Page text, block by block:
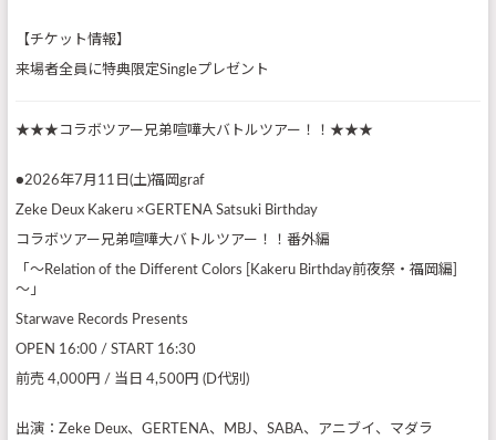
【チケット情報】
来場者全員に特典限定Singleプレゼント
★★★コラボツアー兄弟喧嘩大バトルツアー！！★★★
●2026年7月11日(土)福岡graf
Zeke Deux Kakeru ×GERTENA Satsuki Birthday
コラボツアー兄弟喧嘩大バトルツアー！！番外編
「～Relation of the Different Colors [Kakeru Birthday前夜祭・福岡編]
～」
Starwave Records Presents
OPEN 16:00 / START 16:30
前売 4,000円 / 当日 4,500円 (D代別)
出演：Zeke Deux、GERTENA、MBJ、SABA、アニブイ、マダラ